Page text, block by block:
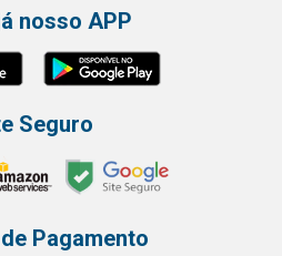
nosso APP
Seguro
Pagamento